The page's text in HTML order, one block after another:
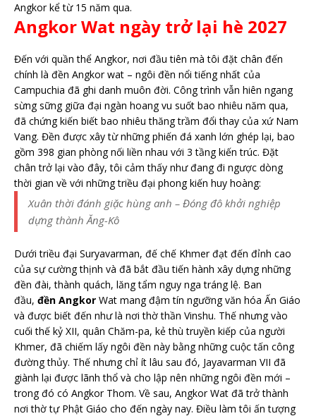
Angkor kể từ 15 năm qua.
Angkor Wat ngày trở lại hè 2027
Đến với quần thể Angkor, nơi đầu tiên mà tôi đặt chân đến
chính là đền Angkor wat – ngôi đền nổi tiếng nhất của
Campuchia đã ghi danh muôn đời. Công trình vẫn hiên ngang
sừng sững giữa đại ngàn hoang vu suốt bao nhiêu năm qua,
đã chứng kiến biết bao nhiêu thăng trầm đổi thay của xứ Nam
Vang. Đền được xây từ những phiến đá xanh lớn ghép lại, bao
gồm 398 gian phòng nối liền nhau với 3 tầng kiến trúc. Đặt
chân trở lại vào đây, tôi cảm thấy như đang đi ngược dòng
thời gian về với những triều đại phong kiến huy hoàng:
Xuân thời đánh giặc hùng anh – Đóng đô khởi nghiệp
dựng thành Ăng-Kô
Dưới triều đại Suryavarman, đế chế Khmer đạt đến đỉnh cao
của sự cường thịnh và đã bắt đầu tiến hành xây dựng những
đền đài, thành quách, lăng tẩm nguy nga tráng lệ. Ban
đầu, đền Angkor Wat mang đậm tín ngưỡng văn hóa Ấn Giáo
và được biết đến như là nơi thờ thần Vinshu. Thế nhưng vào
cuối thế kỷ XII, quân Chăm-pa, kẻ thù truyền kiếp của người
Khmer, đã chiếm lấy ngôi đền này bằng những cuộc tấn công
đường thủy. Thế nhưng chỉ ít lâu sau đó, Jayavarman VII đã
giành lại được lãnh thổ và cho lập nên những ngôi đền mới –
trong đó có Angkor Thom. Về sau, Angkor Wat đã trở thành
nơi thờ tự Phật Giáo cho đến ngày nay. Điều làm tôi ấn tượng